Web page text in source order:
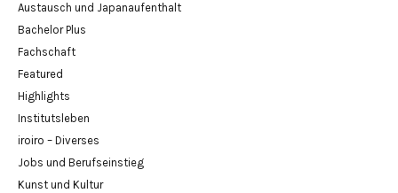
Austausch und Japanaufenthalt
Bachelor Plus
Fachschaft
Featured
Highlights
Institutsleben
iroiro – Diverses
Jobs und Berufseinstieg
Kunst und Kultur